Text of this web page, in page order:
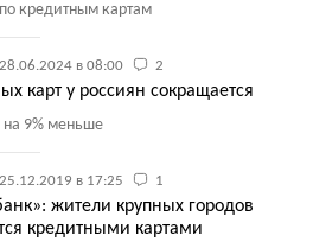
кредитным картам
28.06.2024 в 08:00 2
карт у россиян сокращается
9% меньше
25.12.2019 в 17:25 1
жители крупных городов
кредитными картами